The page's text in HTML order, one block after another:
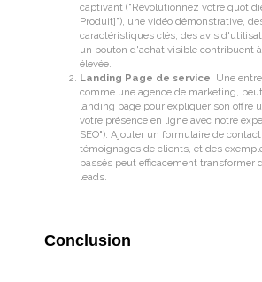
captivant ("Révolutionnez votre
Produit]"), une vidéo démonstrative,
caractéristiques clés, des avis
un bouton d'achat visible contribuent
élevée.
Landing Page de service: Une
comme une agence de marketing,
landing page pour expliquer son offre
votre présence en ligne avec notre
SEO"). Ajouter un formulaire de
témoignages de clients, et des
passés peut efficacement transformer
leads.
Conclusion